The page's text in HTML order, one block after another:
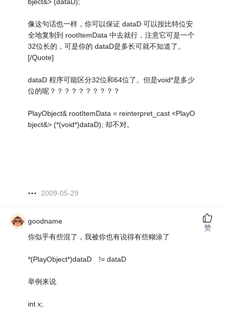
bject&> (dataD);
像这句话也一样，你可以保证 dataD 可以按比特位安
全地复制到 rootItemData 中去就行，注意它可是一个
32位长的，可是你的 dataD是多长可就不知道了。
[/Quote]
dataD 程序可能区分32位和64位了。但是void*是多少
位的呢？？？？？？？？？？
PlayObject& rootItemData = reinterpret_cast <PlayO
bject&> (*(void*)dataD); 却不对。
2009-05-29
goodname
你似乎有些混了，我被你也有说得有些糊涂了
*(PlayObject*)dataD != dataD
举例来说
int x;
赞